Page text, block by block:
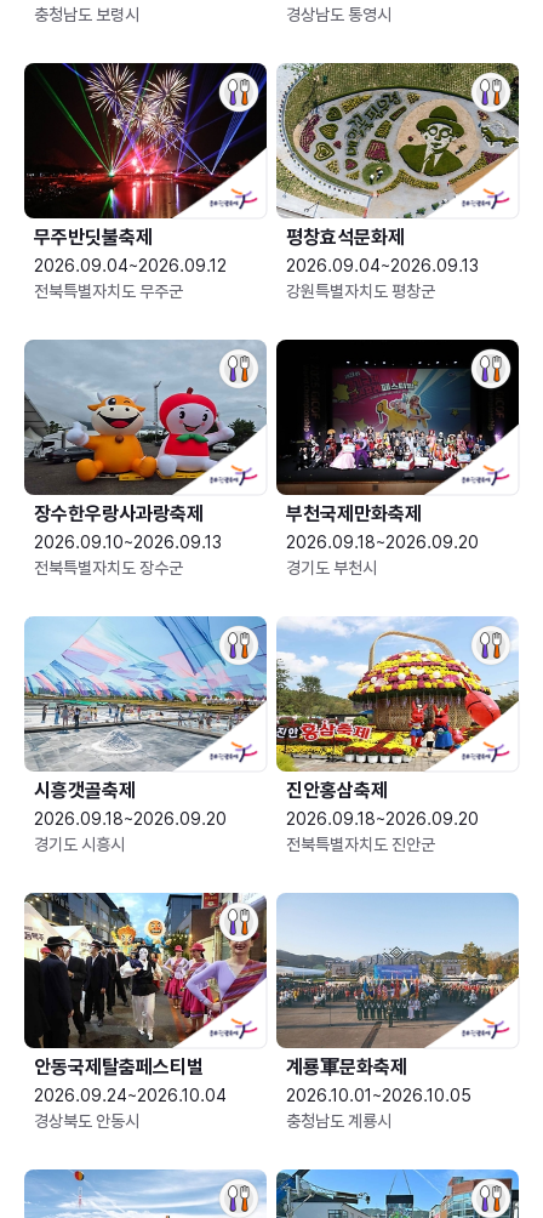
충청남도 보령시
경상남도 통영시
무주반딧불축제
2026.09.04~2026.09.12
전북특별자치도 무주군
평창효석문화제
2026.09.04~2026.09.13
강원특별자치도 평창군
장수한우랑사과랑축제
2026.09.10~2026.09.13
전북특별자치도 장수군
부천국제만화축제
2026.09.18~2026.09.20
경기도 부천시
시흥갯골축제
2026.09.18~2026.09.20
경기도 시흥시
진안홍삼축제
2026.09.18~2026.09.20
전북특별자치도 진안군
안동국제탈춤페스티벌
2026.09.24~2026.10.04
경상북도 안동시
2026.10.01~2026.10.05
충청남도 계룡시